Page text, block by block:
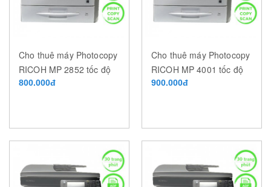
Cho thuê máy Photocopy
RICOH MP 2852 tốc độ
28 trang/phút
800.000đ
Cho thuê máy Photocopy
RICOH MP 4001 tốc độ
40 trang/phút
900.000đ